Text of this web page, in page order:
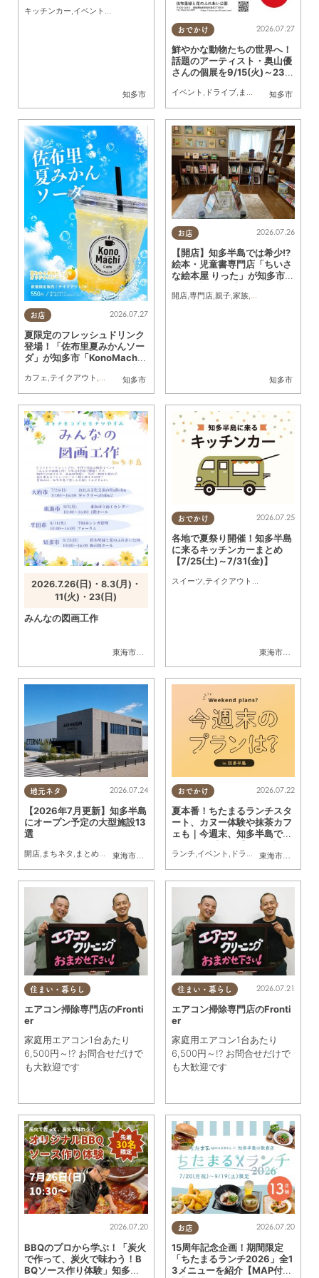
知多市
キッチンカー イベント 親子,夫婦,家族,カップル おひとりさま
おでかけ
知多市
2026.07.27
鮮やかな動物たちの世界へ！
話題のアーティスト・奥山優
さんの個展を9/15(火)～23
イベント , ドライブ, まちネタ ,夫婦,家族
お店
知多市
2026.07.27
夏限定のフレッシュドリンク
登場！「佐布里夏みかんソー
ダ」が知多市「KonoMachi
告
カフェ,テイクアウト ,季節ネタ,ちたまる広告
お店
知多市
2026.07.26
【開店】知多半島では希少!?
絵本・児童書専門店「ちいさ
な絵本屋 りった」が知多市に
6/27(土)オープン
開店,専門店,親子,家族,おひとりさま
東海市
, 大府市
2026.7.26(日)・8.3(月)・
11(火)・23(日)
みんなの図画工作
おでかけ
東海市大府市
2026.07.25
各地で夏祭り開催！知多半島
に来るキッチンカーまとめ
【7/25(土)～7/31(金)】
スイーツ,テイクアウト ,キッチンカー
地元ネタ
東海市
, 大府市 知多市,美浜町,南知多町
2026.07.24
【2026年7月更新】知多半島
にオープン予定の大型施設13
選
開店, まちネタ , まとめ記事
おでかけ
東海市大府市
2026.07.22
夏本番！ちたまるランチスタ
ート、カヌー体験や抹茶カフ
ェも｜今週末、知多半島でお
26(日)】
ランチ,イベント , ドライブ ,自然,まちネタ
住まい・暮らし
エアコン掃除専門店のFronti
er
家庭用エアコン1台あたり
6,500円～!? お問合せだけで
も大歓迎です
住まい・暮らし 2026.07.21
エアコン掃除専門店のFronti
er
家庭用エアコン1台あたり
6,500円～!? お問合せだけで
も大歓迎です
2026.07.20
BBQのプロから学ぶ！「炭火
で作って、炭火で味わう！B
BQソース作り体験」知多
お店 2026.07.20
15周年記念企画！期間限定
「ちたまるランチ2026」全1
3メニューを紹介【MAP付